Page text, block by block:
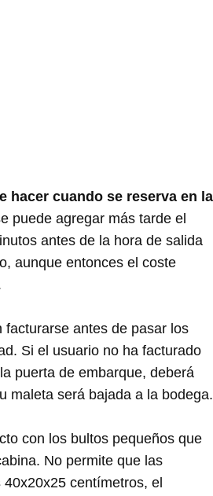
hacer cuando se reserva en la
puede agregar más tarde el
antes de la hora de salida
aunque entonces el coste
facturarse antes de pasar los
Si el usuario no ha facturado
puerta de embarque, deberá
maleta será bajada a la bodega.
con los bultos pequeños que
No permite que las
centímetros, el